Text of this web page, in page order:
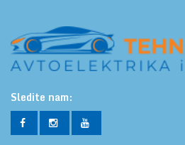
Sledite nam: